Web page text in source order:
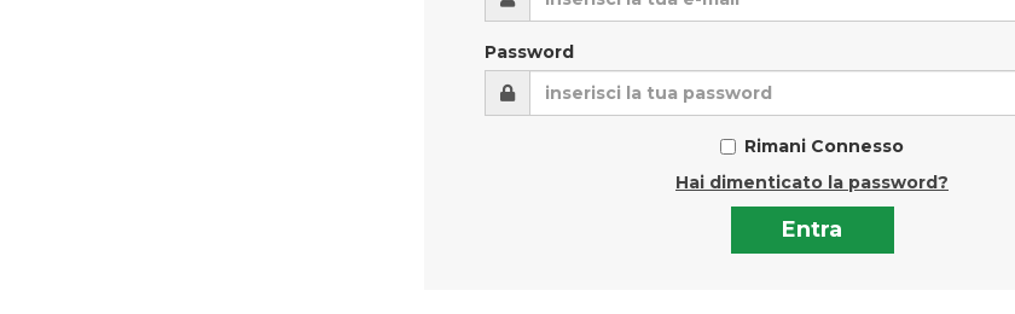
Password
Rimani Connesso
Hai dimenticato la password?